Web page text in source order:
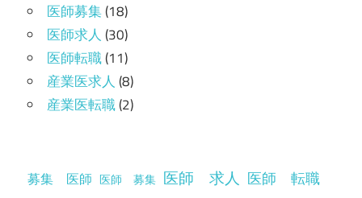
医師募集(18)
医師求人(30)
医師転職(11)
産業医求人(8)
産業医転職(2)
募集 医師 医師 募集 医師 求人 医師 転職